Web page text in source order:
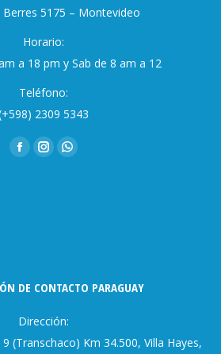
Berres 5175 – Montevideo
Horario:
a 18 pm y Sab de 8 am a 12
Teléfono:
2309 5343
Facebook
InstagramWhatsapp
DE CONTACTO PARAGUAY
Dirección:
(Transchaco) Km 34.500, Villa Hayes,